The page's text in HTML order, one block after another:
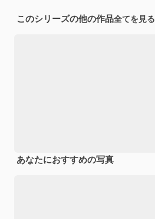
このシリーズの他の作品全てを見る
あなたにおすすめの写真